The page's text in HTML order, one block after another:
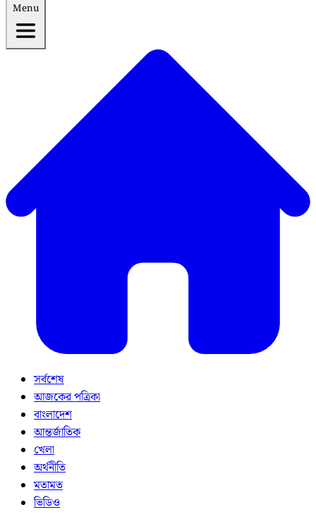
Menu
সর্বশেষ
আজকের পত্রিকা
বাংলাদেশ
আন্তর্জাতিক
খেলা
অর্থনীতি
মতামত
ভিডিও